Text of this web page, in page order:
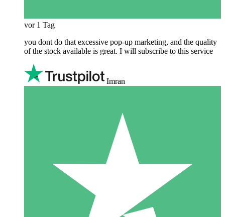
vor 1 Tag
you dont do that excessive pop-up marketing, and the quality
of the stock available is great. I will subscribe to this service
Imran